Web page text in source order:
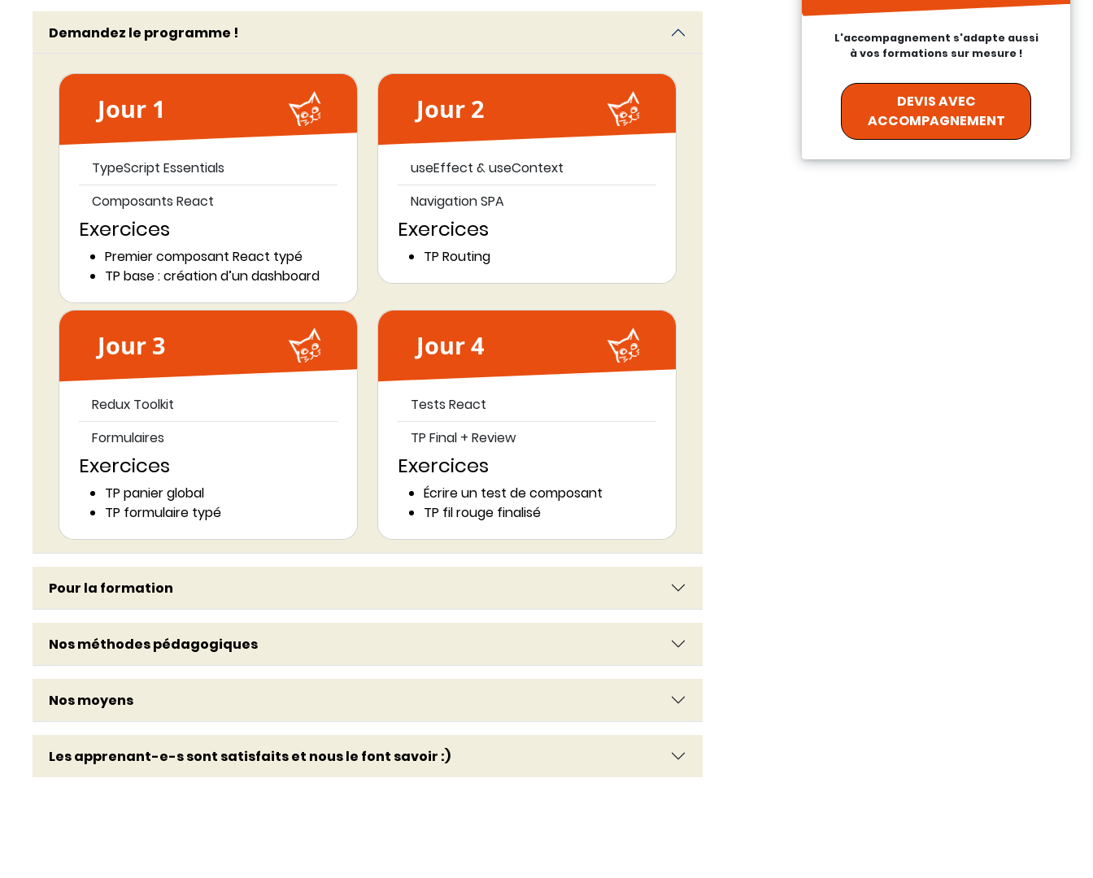
L'accompagnement s'adapte aussi
à vos formations sur mesure !
DEVIS AVEC
ACCOMPAGNEMENT
Demandez le programme !
Jour 1
TypeScript Essentials
Composants React
Exercices
Premier composant React typé
TP base : création d’un dashboard
Jour 2
useEffect & useContext
Navigation SPA
Exercices
TP Routing
Jour 3
Redux Toolkit
Formulaires
Exercices
TP panier global
TP formulaire typé
Jour 4
Tests React
TP Final + Review
Exercices
Écrire un test de composant
TP fil rouge finalisé
Pour la formation
Nos méthodes pédagogiques
Nos moyens
Les apprenant-e-s sont satisfaits et nous le font savoir :)